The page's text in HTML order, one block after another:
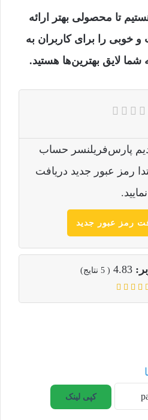
تا محصولی بهتر ارائه
خوبی را برای کاربران به
شما لایق بهترین‌ها هستید.
پارس‌فریلنسر حساب
رمز عبور جدید دریافت
نمایید.
رمز عبور جدید
4.83
(
5 نتایج)
کپی لینک